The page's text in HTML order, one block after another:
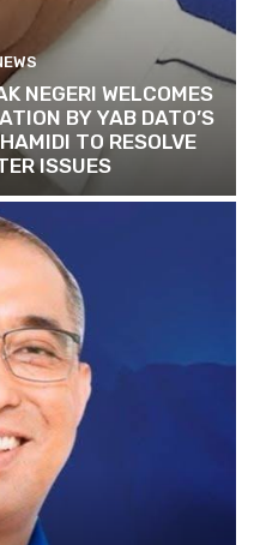
NEGERI WELCOMES
BY YAB DATO’S
TO RESOLVE
ISSUES